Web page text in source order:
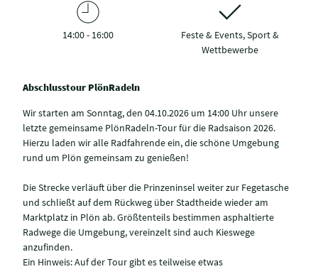
14:00 - 16:00
Feste & Events, Sport &
Wettbewerbe
Abschlusstour PlönRadeln
Wir starten am Sonntag, den 04.10.2026 um 14:00 Uhr unsere
letzte gemeinsame PlönRadeln-Tour für die Radsaison 2026.
Hierzu laden wir alle Radfahrende ein, die schöne Umgebung
rund um Plön gemeinsam zu genießen!
Die Strecke verläuft über die Prinzeninsel weiter zur Fegetasche
und schließt auf dem Rückweg über Stadtheide wieder am
Marktplatz in Plön ab. Größtenteils bestimmen asphaltierte
Radwege die Umgebung, vereinzelt sind auch Kieswege
anzufinden.
Ein Hinweis: Auf der Tour gibt es teilweise etwas